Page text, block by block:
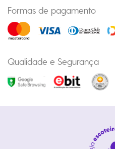
Formas de pagamento
Qualidade e Segurança